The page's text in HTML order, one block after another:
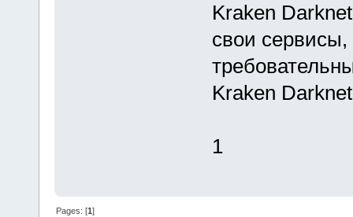
Kraken
свои
Kraken
1
Pages: [1]